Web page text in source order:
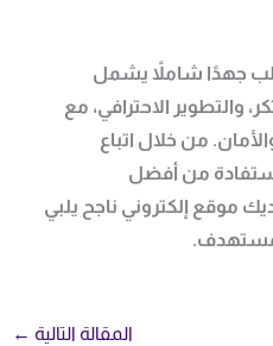
جهدًا شاملاً يشمل
والتطوير الاحترافي، مع
من خلال اتباع
من أفضل
موقع إلكتروني ناجح يلبي
المقالة التالية ←